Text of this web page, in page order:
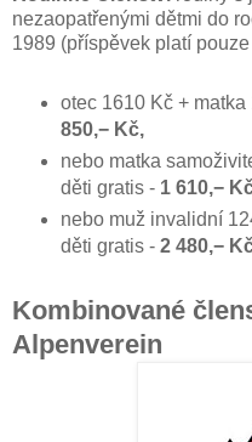
nezaopatřenými dětmi do
1989 (příspěvek platí
otec 1610 Kč +
850,− Kč,
nebo matka
děti gratis - 1 610,−
nebo muž invalidní
děti gratis - 2 480,−
Kombinované
Alpenverein